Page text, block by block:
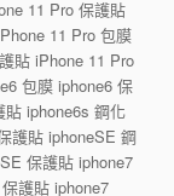
11 Pro 保護貼
11 Pro 包膜
貼 iPhone 11 Pro
包膜 iphone6 保
iphone6s 鋼化
護貼 iphoneSE 鋼
保護貼 iphone7
護貼 iphone7